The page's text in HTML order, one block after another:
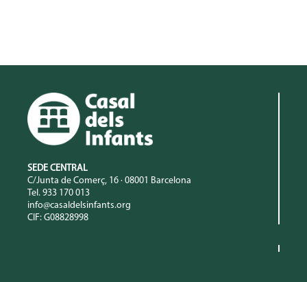
SEDE CENTRAL
C/Junta de Comerç, 16 · 08001 Barcelona
Tel. 933 170 013
info@casaldelsinfants.org
CIF: G08828998